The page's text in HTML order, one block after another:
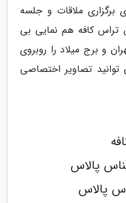
ملاقات و جلسه
کافه هم نمایی بی
و برج میلاد را روبروی
تصاویر اختصاصی
پالاس
پالاس